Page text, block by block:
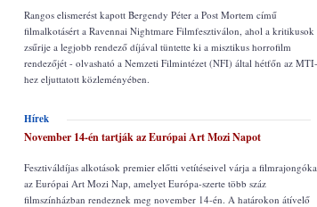
Rangos elismerést kapott Bergendy Péter a Post Mortem című
filmalkotásért a Ravennai Nightmare Filmfesztiválon, ahol a kritikusok
zsűrije a legjobb rendező díjával tüntette ki a misztikus horrofilm
rendezőjét - olvasható a Nemzeti Filmintézet (NFI) által hétfőn az MTI-
hez eljuttatott közleményében.
Hírek
November 14-én tartják az Európai Art Mozi Napot
Fesztiváldíjas alkotások premier előtti vetítéseivel várja a
az Európai Art Mozi Nap, amelyet Európa-szerte több száz
filmszínházban rendeznek meg november 14-én. A határokon átívelő